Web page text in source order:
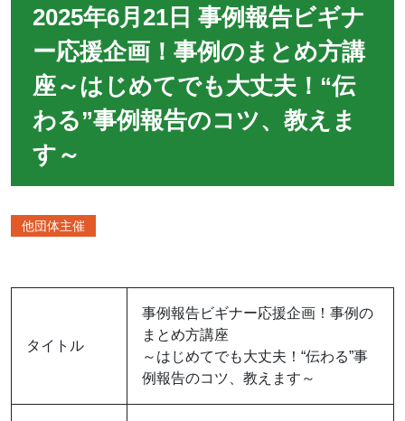
2025年6月21日 事例報告ビギナ
ー応援企画！事例のまとめ方講
座～はじめてでも大丈夫！“伝
わる”事例報告のコツ、教えま
す～
他団体主催
タイトル
事例報告ビギナー応援企画！事例の
まとめ方講座
～はじめてでも大丈夫！“伝わる”事
例報告のコツ、教えます～